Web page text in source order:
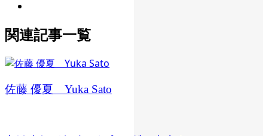
関連記事一覧
佐藤 優夏 Yuka Sato